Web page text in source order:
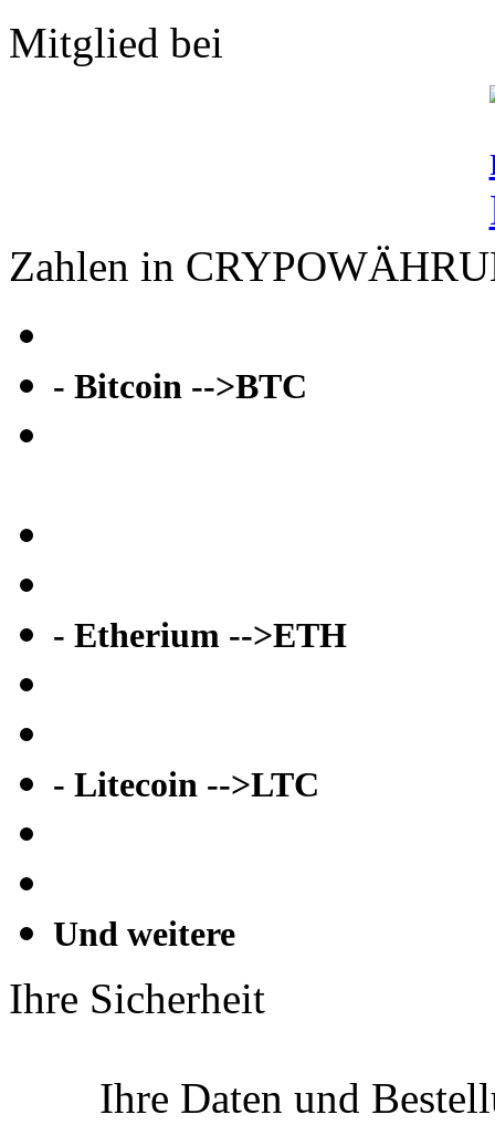
Mitglied bei
Zahlen in
- Bitcoin -->BTC
- Etherium -->ETH
- Litecoin -->LTC
Und weitere
Ihre Sicherheit
Ihre Daten und